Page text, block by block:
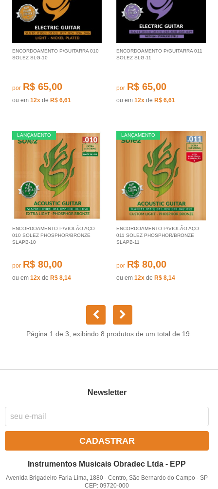
ENCORDOAMENTO P/GUITARRA 010
SOLEZ SLG-10
por R$ 65,00
ou em 12x de R$ 6,61
ENCORDOAMENTO P/GUITARRA 011
SOLEZ SLG-11
por R$ 65,00
ou em 12x de R$ 6,61
LANÇAMENTO
ENCORDOAMENTO P/VIOLÃO AÇO
010 SOLEZ PHOSPHOR/BRONZE
SLAPB-10
por R$ 80,00
ou em 12x de R$ 8,14
LANÇAMENTO
ENCORDOAMENTO P/VIOLÃO AÇO
011 SOLEZ PHOSPHOR/BRONZE
SLAPB-11
por R$ 80,00
ou em 12x de R$ 8,14
Página 1 de 3, exibindo 8 produtos de um total de 19.
Newsletter
CADASTRAR
Instrumentos Musicais Obradec Ltda - EPP
Avenida Brigadeiro Faria Lima, 1880 -Centro, São Bernardo do Campo -SP
CEP: 09720-000